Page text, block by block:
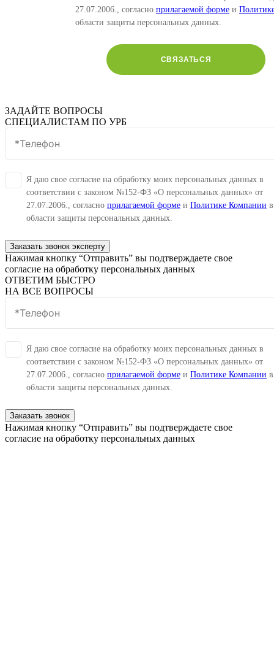
27.07.2006., согласно прилагаемой форме и
области защиты персональных данных.
СВЯЗАТЬСЯ
ЗАДАЙТЕ ВОПРОСЫ
СПЕЦИАЛИСТАМ ПО УРБ
Я даю свое согласие на обработку моих персональных данных в
соответствии с законом №152-ФЗ «О персональных данных» от
27.07.2006., согласно прилагаемой форме и Политике Компании в
области защиты персональных данных.
Заказать звонок эксперту
Нажимая кнопку “Отправить” вы подтверждаете свое
согласие на обработку персональных данных
ОТВЕТИМ БЫСТРО
НА ВСЕ ВОПРОСЫ
Я даю свое согласие на обработку моих персональных данных в
соответствии с законом №152-ФЗ «О персональных данных» от
27.07.2006., согласно прилагаемой форме и Политике Компании в
области защиты персональных данных.
Заказать звонок
Нажимая кнопку “Отправить” вы подтверждаете свое
согласие на обработку персональных данных